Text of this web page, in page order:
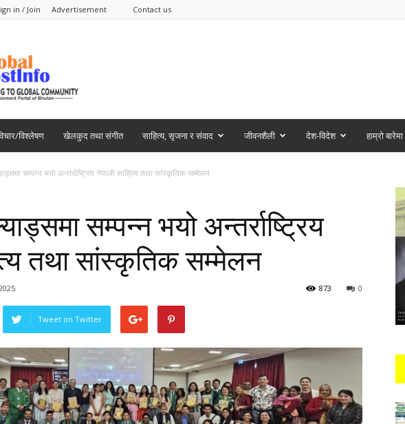
in / Join Advertisement Contact us
विश्लेषण खेलकुद तथा संगीत साहित्य, सृजना र संवाद जीवनशैली देश-विदेश हाम्रो बारेमा
सम्पन्न भयो अन्तर्राष्ट्रिय नेपाली साहित्य तथा सांस्कृतिक सम्मेलन
सम्पन्न भयो अन्तर्राष्ट्रिय
तथा सांस्कृतिक सम्मेलन
0
873
Tweet on Twitter